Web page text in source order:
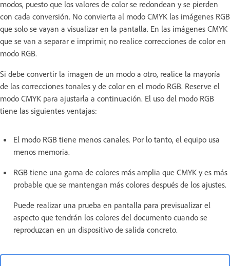
modos, puesto que los valores de color se redondean y se pierden
con cada conversión. No convierta al modo CMYK las imágenes RGB
que solo se vayan a visualizar en la pantalla. En las imágenes CMYK
que se van a separar e imprimir, no realice correcciones de color en
modo RGB.
Si debe convertir la imagen de un modo a otro, realice la mayoría
de las correcciones tonales y de color en el modo RGB. Reserve el
modo CMYK para ajustarla a continuación. El uso del modo RGB
tiene las siguientes ventajas:
El modo RGB tiene menos canales. Por lo tanto, el equipo usa
menos memoria.
RGB tiene una gama de colores más amplia que CMYK y es más
probable que se mantengan más colores después de los ajustes.
Puede realizar una prueba en pantalla para previsualizar el
aspecto que tendrán los colores del documento cuando se
reproduzcan en un dispositivo de salida concreto.